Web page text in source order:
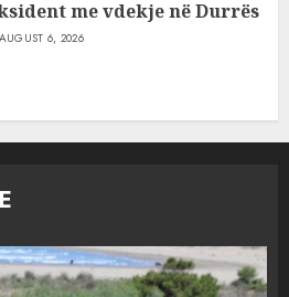
me vdekje në Durrës
AUGUST 6, 2026